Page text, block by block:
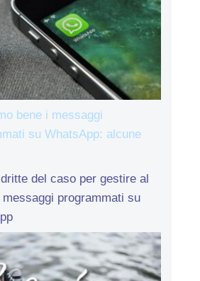
bene i messaggi
su WhatsApp: alcune
del caso per gestire al
messaggi programmati su